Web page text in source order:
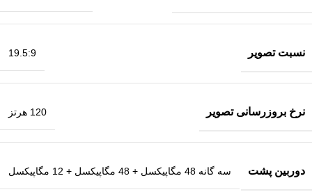
نسبت تصویر 19.5:9
نرخ بروزرسانی تصویر 120 هرتز
دوربین پشت سه گانه 48 مگاپیکسل + 48 مگاپیکسل + 12 مگاپیکسل